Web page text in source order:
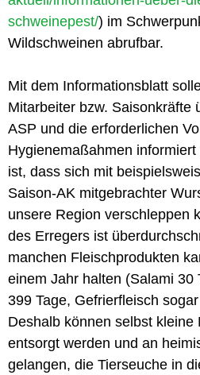
schweinepest/) im
Wildschweinen abrufbar.
Mit dem Informationsblatt
Mitarbeiter bzw. Saisonkräfte
ASP und die erforderlichen
Hygienemaßahmen
ist, dass sich mit
Saison-AK mitgebrachter
unsere Region verschleppen
des Erregers ist
manchen Fleischprodukten
einem Jahr halten (Salami 30
399 Tage, Gefrierfleisch
Deshalb können selbst kleine
entsorgt werden und an
gelangen, die Tierseuche in